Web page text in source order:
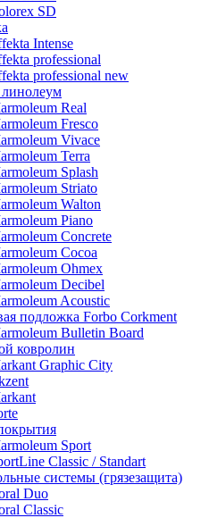
SD
Intense
professional
professional new
Real
Fresco
Vivace
Terra
Splash
Striato
Walton
Piano
Concrete
Cocoa
Ohmex
Decibel
Acoustic
подложка Forbo Corkment
Bulletin Board
ковролин
Graphic City
Sport
Classic / Standart
системы (грязезащита)
Duo
Classic